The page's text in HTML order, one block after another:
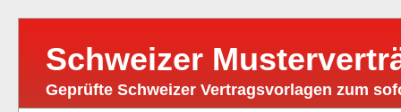
Schweizer
Geprüfte Schweizer Vertragsvorlagen zum